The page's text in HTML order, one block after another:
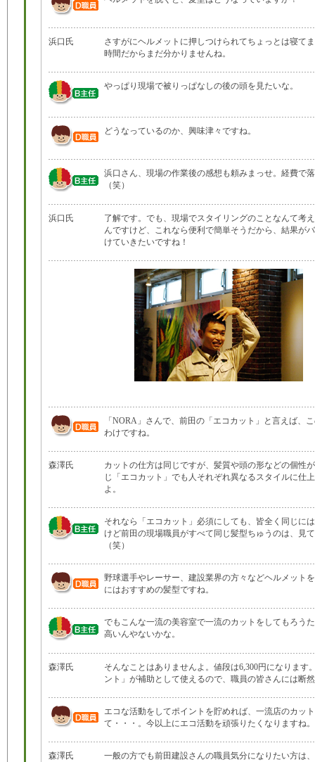
浜口氏
さすがにヘルメットに押しつけられてちょっとは寝て
時間だからまだ分かりませんね。
やっぱり現場で被りっぱなしの後の頭を見たいな。
どうなっているのか、興味津々ですね。
浜口さん、現場の作業後の感想も頼みまっせ。経費で
（笑）
浜口氏
了解です。でも、現場でスタイリングのことなんて考
んですけど、これなら便利で簡単そうだから、結果が
けていきたいですね！
「NORA」さんで、前田の「エコカット」と言えば、
わけですね。
森澤氏
カットの仕方は同じですが、髪質や頭の形などの個性
じ「エコカット」でも人それぞれ異なるスタイルに仕
よ。
それなら「エコカット」必須にしても、皆全く同じに
けど前田の現場職員がすべて同じ髪型ちゅうのは、見
（笑）
野球選手やレーサー、建設業界の方々などヘルメット
にはおすすめの髪型ですね。
でもこんな一流の美容室で一流のカットをしてもろう
高いんやないかな。
森澤氏
そんなことはありませんよ。値段は6,300円になります
ント」が補助として使えるので、職員の皆さんには断
エコな活動をしてポイントを貯めれば、一流店のカッ
て・・・。今以上にエコ活動を頑張りたくなりますね。
森澤氏
一般の方でも前田建設さんの職員気分になりたい方は